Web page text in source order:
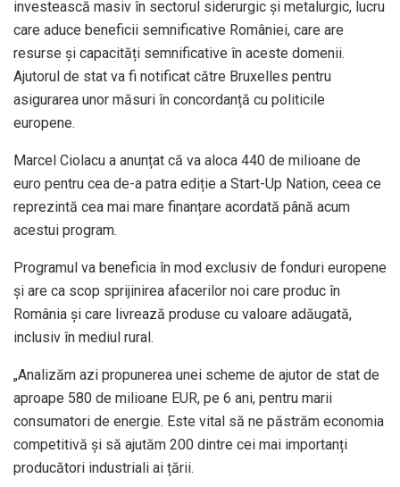
investească masiv în sectorul siderurgic și metalurgic, lucru
care aduce beneficii semnificative României, care are
resurse și capacități semnificative în aceste domenii.
Ajutorul de stat va fi notificat către Bruxelles pentru
asigurarea unor măsuri în concordanță cu politicile
europene.
Marcel Ciolacu a anunțat că va aloca 440 de milioane de
euro pentru cea de-a patra ediție a Start-Up Nation, ceea ce
reprezintă cea mai mare finanțare acordată până acum
acestui program.
Programul va beneficia în mod exclusiv de fonduri europene
și are ca scop sprijinirea afacerilor noi care produc în
România și care livrează produse cu valoare adăugată,
inclusiv în mediul rural.
„Analizăm azi propunerea unei scheme de ajutor de stat de
aproape 580 de milioane EUR, pe 6 ani, pentru marii
consumatori de energie. Este vital să ne păstrăm economia
competitivă și să ajutăm 200 dintre cei mai importanți
producători industriali ai țării.